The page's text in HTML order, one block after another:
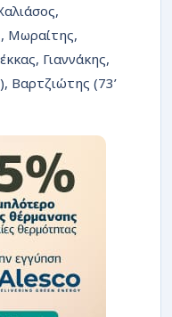
Μωραίτης,
Γιαννάκης,
Βαρτζιώτης (73’